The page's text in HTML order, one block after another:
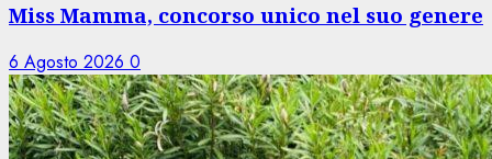
Miss Mamma, concorso unico nel suo genere
6 Agosto 2026 0